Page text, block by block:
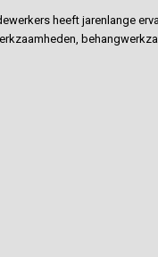
heeft jarenlange